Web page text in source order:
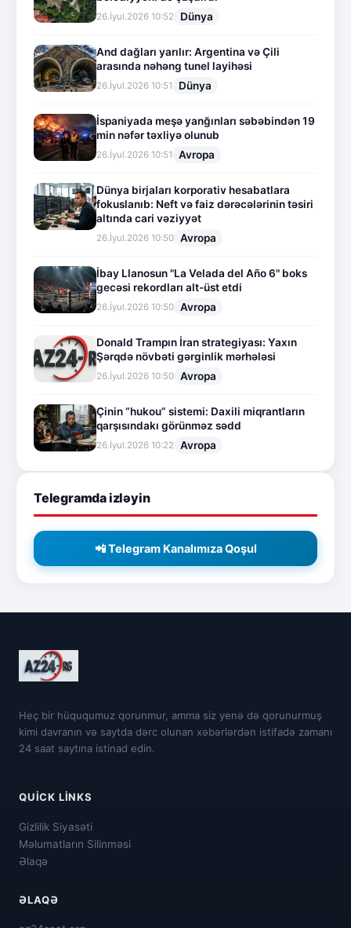
26.İyul.2026 10:52 Dünya
And dağları yarılır: Argentina və Çili
arasında nəhəng tunel layihəsi
26.İyul.2026 10:51 Dünya
İspaniyada meşə yanğınları səbəbindən 19
min nəfər təxliyə olunub
26.İyul.2026 10:51 Avropa
Dünya birjaları korporativ hesabatlara
fokuslanıb: Neft və faiz dərəcələrinin təsiri
altında cari vəziyyət
26.İyul.2026 10:50 Avropa
İbay Llanosun "La Velada del Año 6" boks
gecəsi rekordları alt-üst etdi
26.İyul.2026 10:50 Avropa
Donald Trampın İran strategiyası: Yaxın
Şərqdə növbəti gərginlik mərhələsi
26.İyul.2026 10:50 Avropa
Çinin “hukou” sistemi: Daxili miqrantların
qarşısındakı görünməz sədd
26.İyul.2026 10:22 Avropa
Telegramda izləyin
📲 Telegram Kanalımıza Qoşul
Heç bir hüququmuz qorunmur, amma siz yenə də qorunurmuş
kimi davranın və saytda dərc olunan xəbərlərdən istifadə zamanı
24 saat saytına istinad edin.
QUICK LINKS
Gizlilik Siyasəti
Məlumatların Silinməsi
Əlaqə
ƏLAQƏ